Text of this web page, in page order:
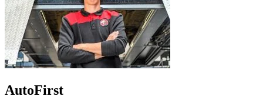
AutoFirst